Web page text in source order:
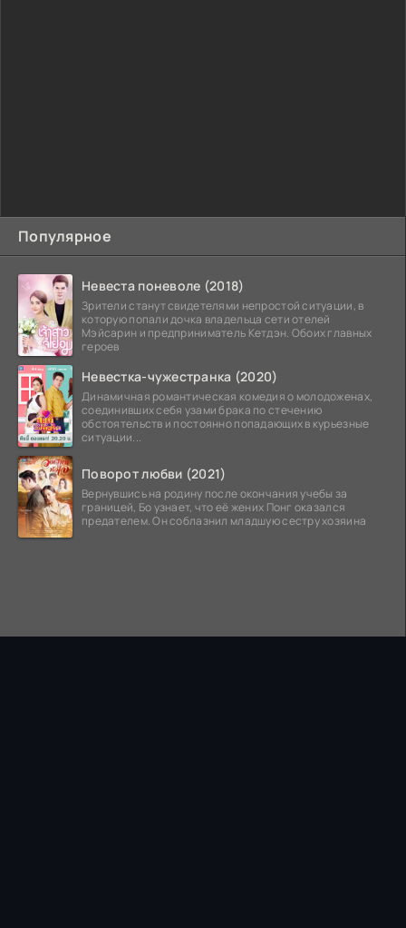
Популярное
Невеста поневоле (2018)
Зрители станут свидетелями непростой ситуации, в
которую попали дочка владельца сети отелей
Мэйсарин и предприниматель Кетдэн. Обоих главных
героев
Невестка-чужестранка (2020)
Динамичная романтическая комедия о молодоженах,
соединивших себя узами брака по стечению
обстоятельств и постоянно попадающих в курьезные
ситуации...
Поворот любви (2021)
Вернувшись на родину после окончания учебы за
границей, Бо узнает, что её жених Понг оказался
предателем. Он соблазнил младшую сестру хозяина